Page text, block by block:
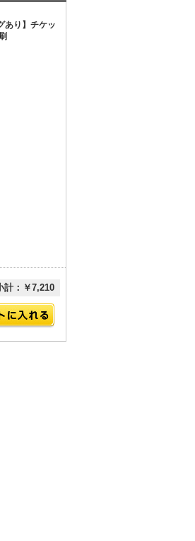
あり】チケッ
計：￥7,210